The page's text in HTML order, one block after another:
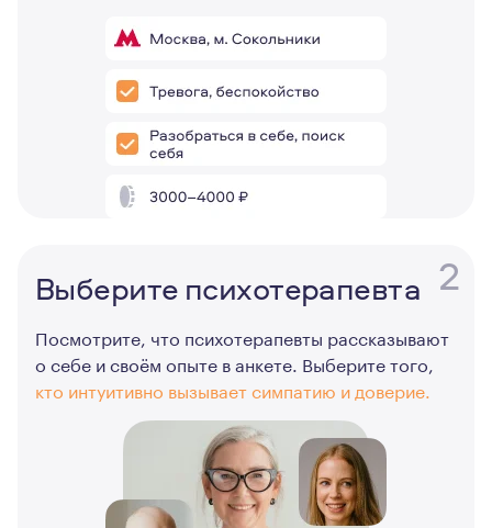
2
Выберите психотерапевта
Посмотрите, что психотерапевты рассказывают
о себе и своём опыте в анкете. Выберите того,
кто интуитивно вызывает симпатию и доверие.